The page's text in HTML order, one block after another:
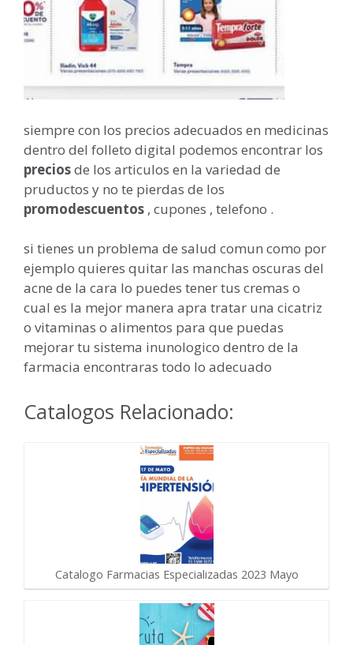
siempre con los precios adecuados en medicinas
dentro del folleto digital podemos encontrar los
preciosde los articulos en la variedad de
pruductos y no te pierdas de los
promodescuentos , cupones , telefono .
si tienes un problema de salud comun como por
ejemplo quieres quitar las manchas oscuras del
acne de la cara lo puedes tener tus cremas o
cual es la mejor manera apra tratar una cicatriz
o vitaminas o alimentos para que puedas
mejorar tu sistema inunologico dentro de la
farmacia encontraras todo lo adecuado
Catalogos Relacionado:
Catalogo Farmacias Especializadas 2023 Mayo